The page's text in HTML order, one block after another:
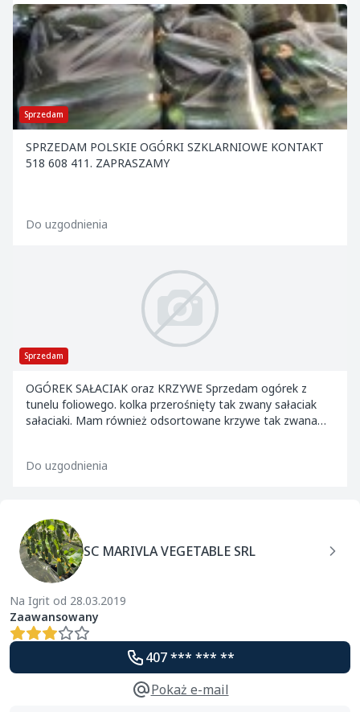
Sprzedam
SPRZEDAM POLSKIE OGÓRKI SZKLARNIOWE KONTAKT
518 608 411. ZAPRASZAMY
Do uzgodnienia
Sprzedam
OGÓREK SAŁACIAK oraz KRZYWE Sprzedam ogórek z
tunelu foliowego. kolka przerośnięty tak zwany sałaciak
sałaciaki. Mam również odsortowane krzywe tak zwana
Do uzgodnienia
SC MARIVLA VEGETABLE SRL
Na Igrit od 28.03.2019
Zaawansowany
407 *** *** **
Pokaż e-mail